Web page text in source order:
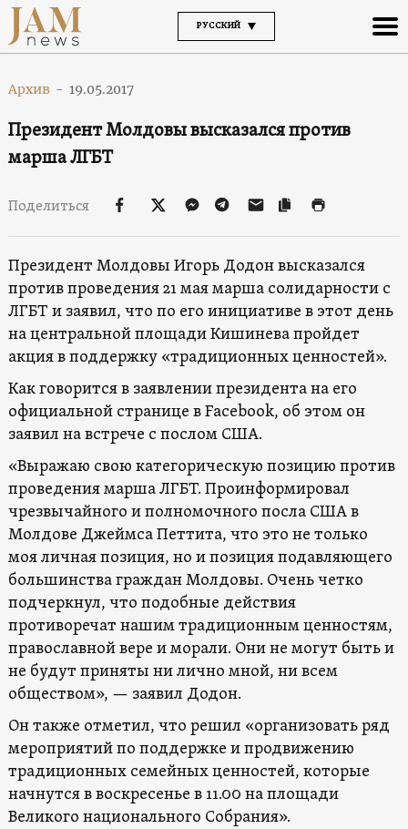
РУССКИЙ
Архив - 19.05.2017
Президент Молдовы высказался против
марша ЛГБТ
Поделиться
Президент Молдовы Игорь Додон высказался
против проведения 21 мая марша солидарности с
ЛГБТ и заявил, что по его инициативе в этот день
на центральной площади Кишинева пройдет
акция в поддержку «традиционных ценностей».
Как говорится в заявлении президента на его
официальной странице в Facebook, об этом он
заявил на встрече с послом США.
«Выражаю свою категорическую позицию против
проведения марша ЛГБТ. Проинформировал
чрезвычайного и полномочного посла США в
Молдове Джеймса Петтита, что это не только
моя личная позиция, но и позиция подавляющего
большинства граждан Молдовы. Очень четко
подчеркнул, что подобные действия
противоречат нашим традиционным ценностям,
православной вере и морали. Они не могут быть и
не будут приняты ни лично мной, ни всем
обществом», — заявил Додон.
Он также отметил, что решил «организовать ряд
мероприятий по поддержке и продвижению
традиционных семейных ценностей, которые
начнутся в воскресенье в 11.00 на площади
Великого национального Собрания».